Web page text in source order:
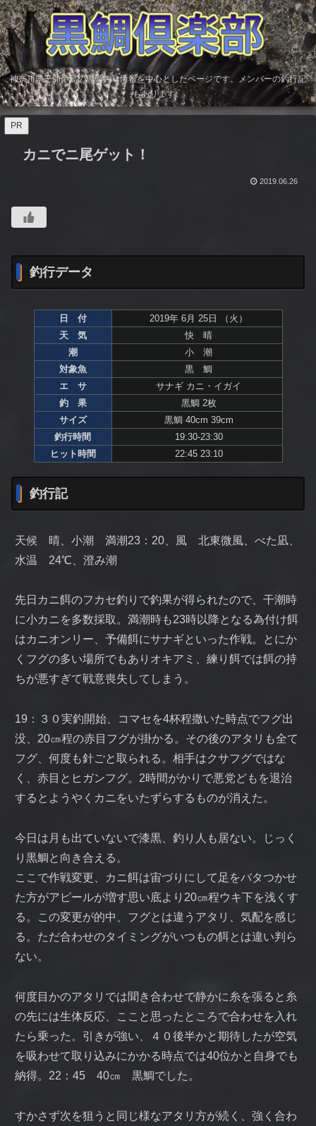
神奈川県三浦半島の黒鯛釣り情報を中心としたページです。メンバーの釣行記
もあります。
PR
カニでニ尾ゲット！
2019.06.26
釣行データ
日 付
2019年 6月 25日 （火）
天 気
快 晴
潮
小 潮
対象魚
黒 鯛
エ サ
サナギ カニ・イガイ
釣 果
黒鯛 2枚
サイズ
黒鯛 40cm 39cm
釣行時間
19:30-23:30
ヒット時間
22:45 23:10
釣行記
天候 晴、小潮 満潮23：20、風 北東微風、べた凪、
水温 24℃、澄み潮
先日カニ餌のフカセ釣りで釣果が得られたので、干潮時
に小カニを多数採取。満潮時も23時以降となる為付け餌
はカニオンリー、予備餌にサナギといった作戦。とにか
くフグの多い場所でもありオキアミ、練り餌では餌の持
ちが悪すぎて戦意喪失してしまう。
19：３０実釣開始、コマセを4杯程撒いた時点でフグ出
没、20㎝程の赤目フグが掛かる。その後のアタリも全て
フグ、何度も針ごと取られる。相手はクサフグではな
く、赤目とヒガンフグ。2時間がかりで悪党どもを退治
するとようやくカニをいたずらするものが消えた。
今日は月も出ていないで漆黒、釣り人も居ない。じっく
り黒鯛と向き合える。
ここで作戦変更、カニ餌は宙づりにして足をバタつかせ
た方がアピールが増す思い底より20㎝程ウキ下を浅くす
る。この変更が的中、フグとは違うアタリ、気配を感じ
る。ただ合わせのタイミングがいつもの餌とは違い判ら
ない。
何度目かのアタリでは聞き合わせで静かに糸を張ると糸
の先には生体反応、ここと思ったところで合わせを入れ
たら乗った。引きが強い、４０後半かと期待したが空気
を吸わせて取り込みにかかる時点では40位かと自身でも
納得。22：45 40㎝ 黒鯛でした。
すかさず次を狙うと同じ様なアタリ方が続く、強く合わ